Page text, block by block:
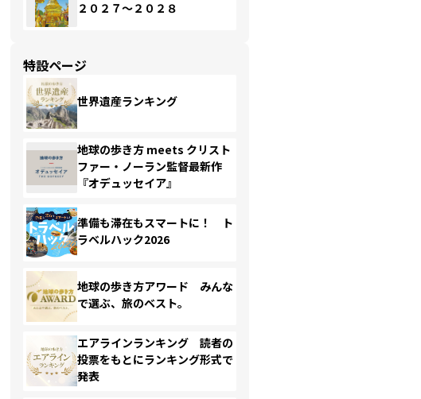
２０２７～２０２８
特設ページ
世界遺産ランキング
地球の歩き方 meets クリスト
ファー・ノーラン監督最新作
『オデュッセイア』
準備も滞在もスマートに！ ト
ラベルハック2026
地球の歩き方アワード みんな
で選ぶ、旅のベスト。
エアラインランキング 読者の
投票をもとにランキング形式で
発表